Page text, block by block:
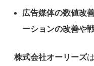
広告媒体の数値改
ーションの改善や
株式会社オーリーズ